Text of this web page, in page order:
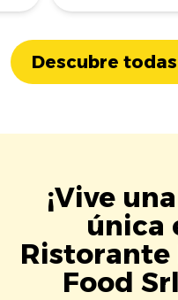
Descubre
¡Vive
única
Ristorante
Food